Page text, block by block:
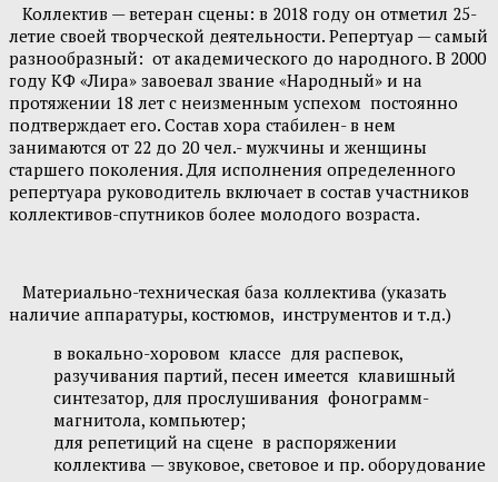
Коллектив — ветеран сцены: в 2018 году он отметил 25-
летие своей творческой деятельности. Репертуар — самый
разнообразный: от академического до народного. В 2000
году КФ «Лира» завоевал звание «Народный» и на
протяжении 18 лет с неизменным успехом постоянно
подтверждает его. Состав хора стабилен- в нем
занимаются от 22 до 20 чел.- мужчины и женщины
старшего поколения. Для исполнения определенного
репертуара руководитель включает в состав участников
коллективов-спутников более молодого возраста.
Материально-техническая база коллектива (указать
наличие аппаратуры, костюмов, инструментов и т.д.)
в вокально-хоровом классе для распевок,
разучивания партий, песен имеется клавишный
синтезатор, для прослушивания фонограмм-
магнитола, компьютер;
для репетиций на сцене в распоряжении
коллектива — звуковое, световое и пр. оборудование